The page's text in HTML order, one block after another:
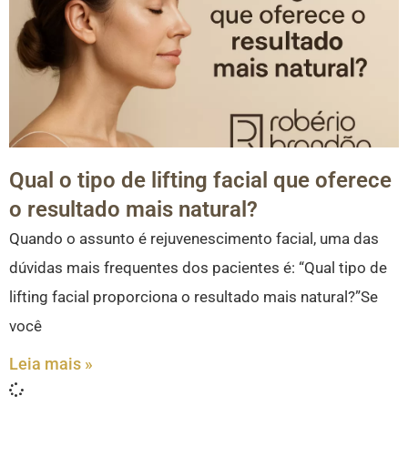
Qual o tipo de lifting facial que oferece
o resultado mais natural?
Quando o assunto é rejuvenescimento facial, uma das
dúvidas mais frequentes dos pacientes é: “Qual tipo de
lifting facial proporciona o resultado mais natural?”Se
você
Leia mais »